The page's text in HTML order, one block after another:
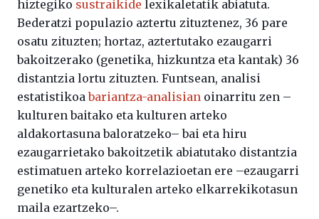
hiztegiko sustraikide lexikaletatik abiatuta.
Bederatzi populazio aztertu zituztenez, 36 pare
osatu zituzten; hortaz, aztertutako ezaugarri
bakoitzerako (genetika, hizkuntza eta kantak) 36
distantzia lortu zituzten. Funtsean, analisi
estatistikoabariantza-analisian oinarritu zen –
kulturen baitako eta kulturen arteko
aldakortasuna baloratzeko– bai eta hiru
ezaugarrietako bakoitzetik abiatutako distantzia
estimatuen arteko korrelazioetan ere –ezaugarri
genetiko eta kulturalen arteko elkarrekikotasun
maila ezartzeko–.